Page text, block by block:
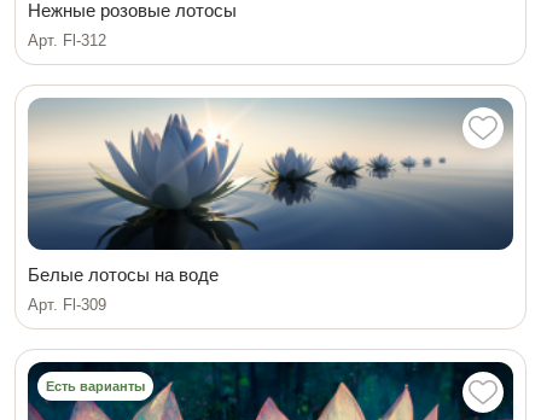
Нежные розовые лотосы
Арт. Fl-312
Белые лотосы на воде
Арт. Fl-309
Есть варианты